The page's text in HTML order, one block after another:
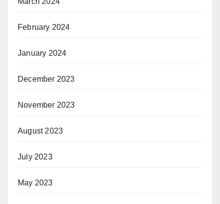
February 2024
January 2024
December 2023
November 2023
August 2023
July 2023
May 2023